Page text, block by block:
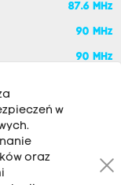
87.6 MHz
90 MHz
90 MHz
w
oraz